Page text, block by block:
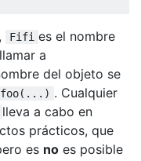
Fifi es el nombre
a
del objeto se
foo(...) . Cualquier
lleva a cabo en
prácticos, que
es no es posible